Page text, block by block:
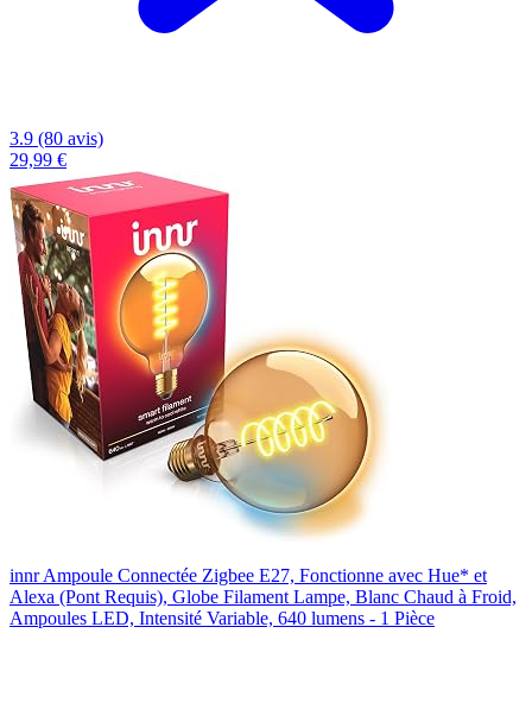
3.9 (80 avis)
29,99 €
innr Ampoule Connectée Zigbee E27, Fonctionne avec Hue* et
Alexa (Pont Requis), Globe Filament Lampe, Blanc Chaud à Froid,
Ampoules LED, Intensité Variable, 640 lumens - 1 Pièce